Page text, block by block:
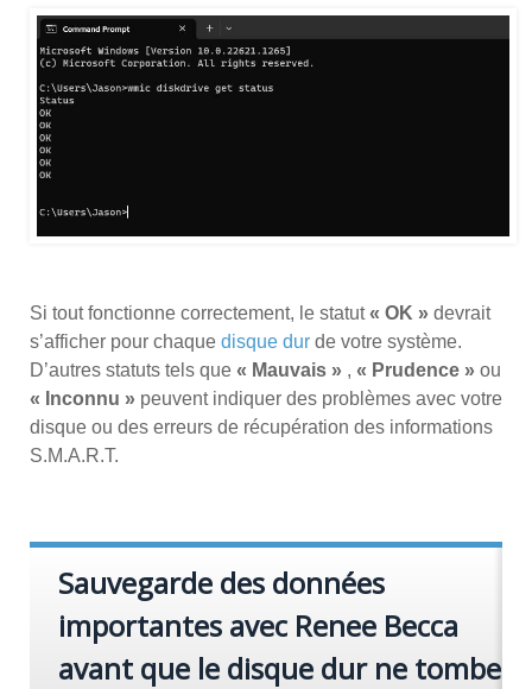
Si tout fonctionne correctement, le statut« OK » devrait
s’afficher pour chaque disque dur de votre système.
D’autres statuts tels que « Mauvais » , « Prudence » ou
« Inconnu » peuvent indiquer des problèmes avec votre
disque ou des erreurs de récupération des informations
S.M.A.R.T.
Sauvegarde des données
importantes avec Renee Becca
avant que le disque dur ne tombe